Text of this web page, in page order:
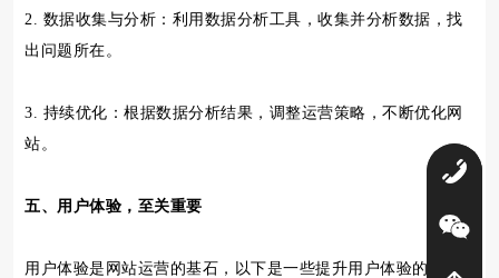
2. 数据收集与分析：利用数据分析工具，收集并分析数据，找
出问题所在。
3. 持续优化：根据数据分析结果，调整运营策略，不断优化网
站。
五、用户体验，至关重要
用户体验是网站运营的基石，以下是一些提升用户体验的方